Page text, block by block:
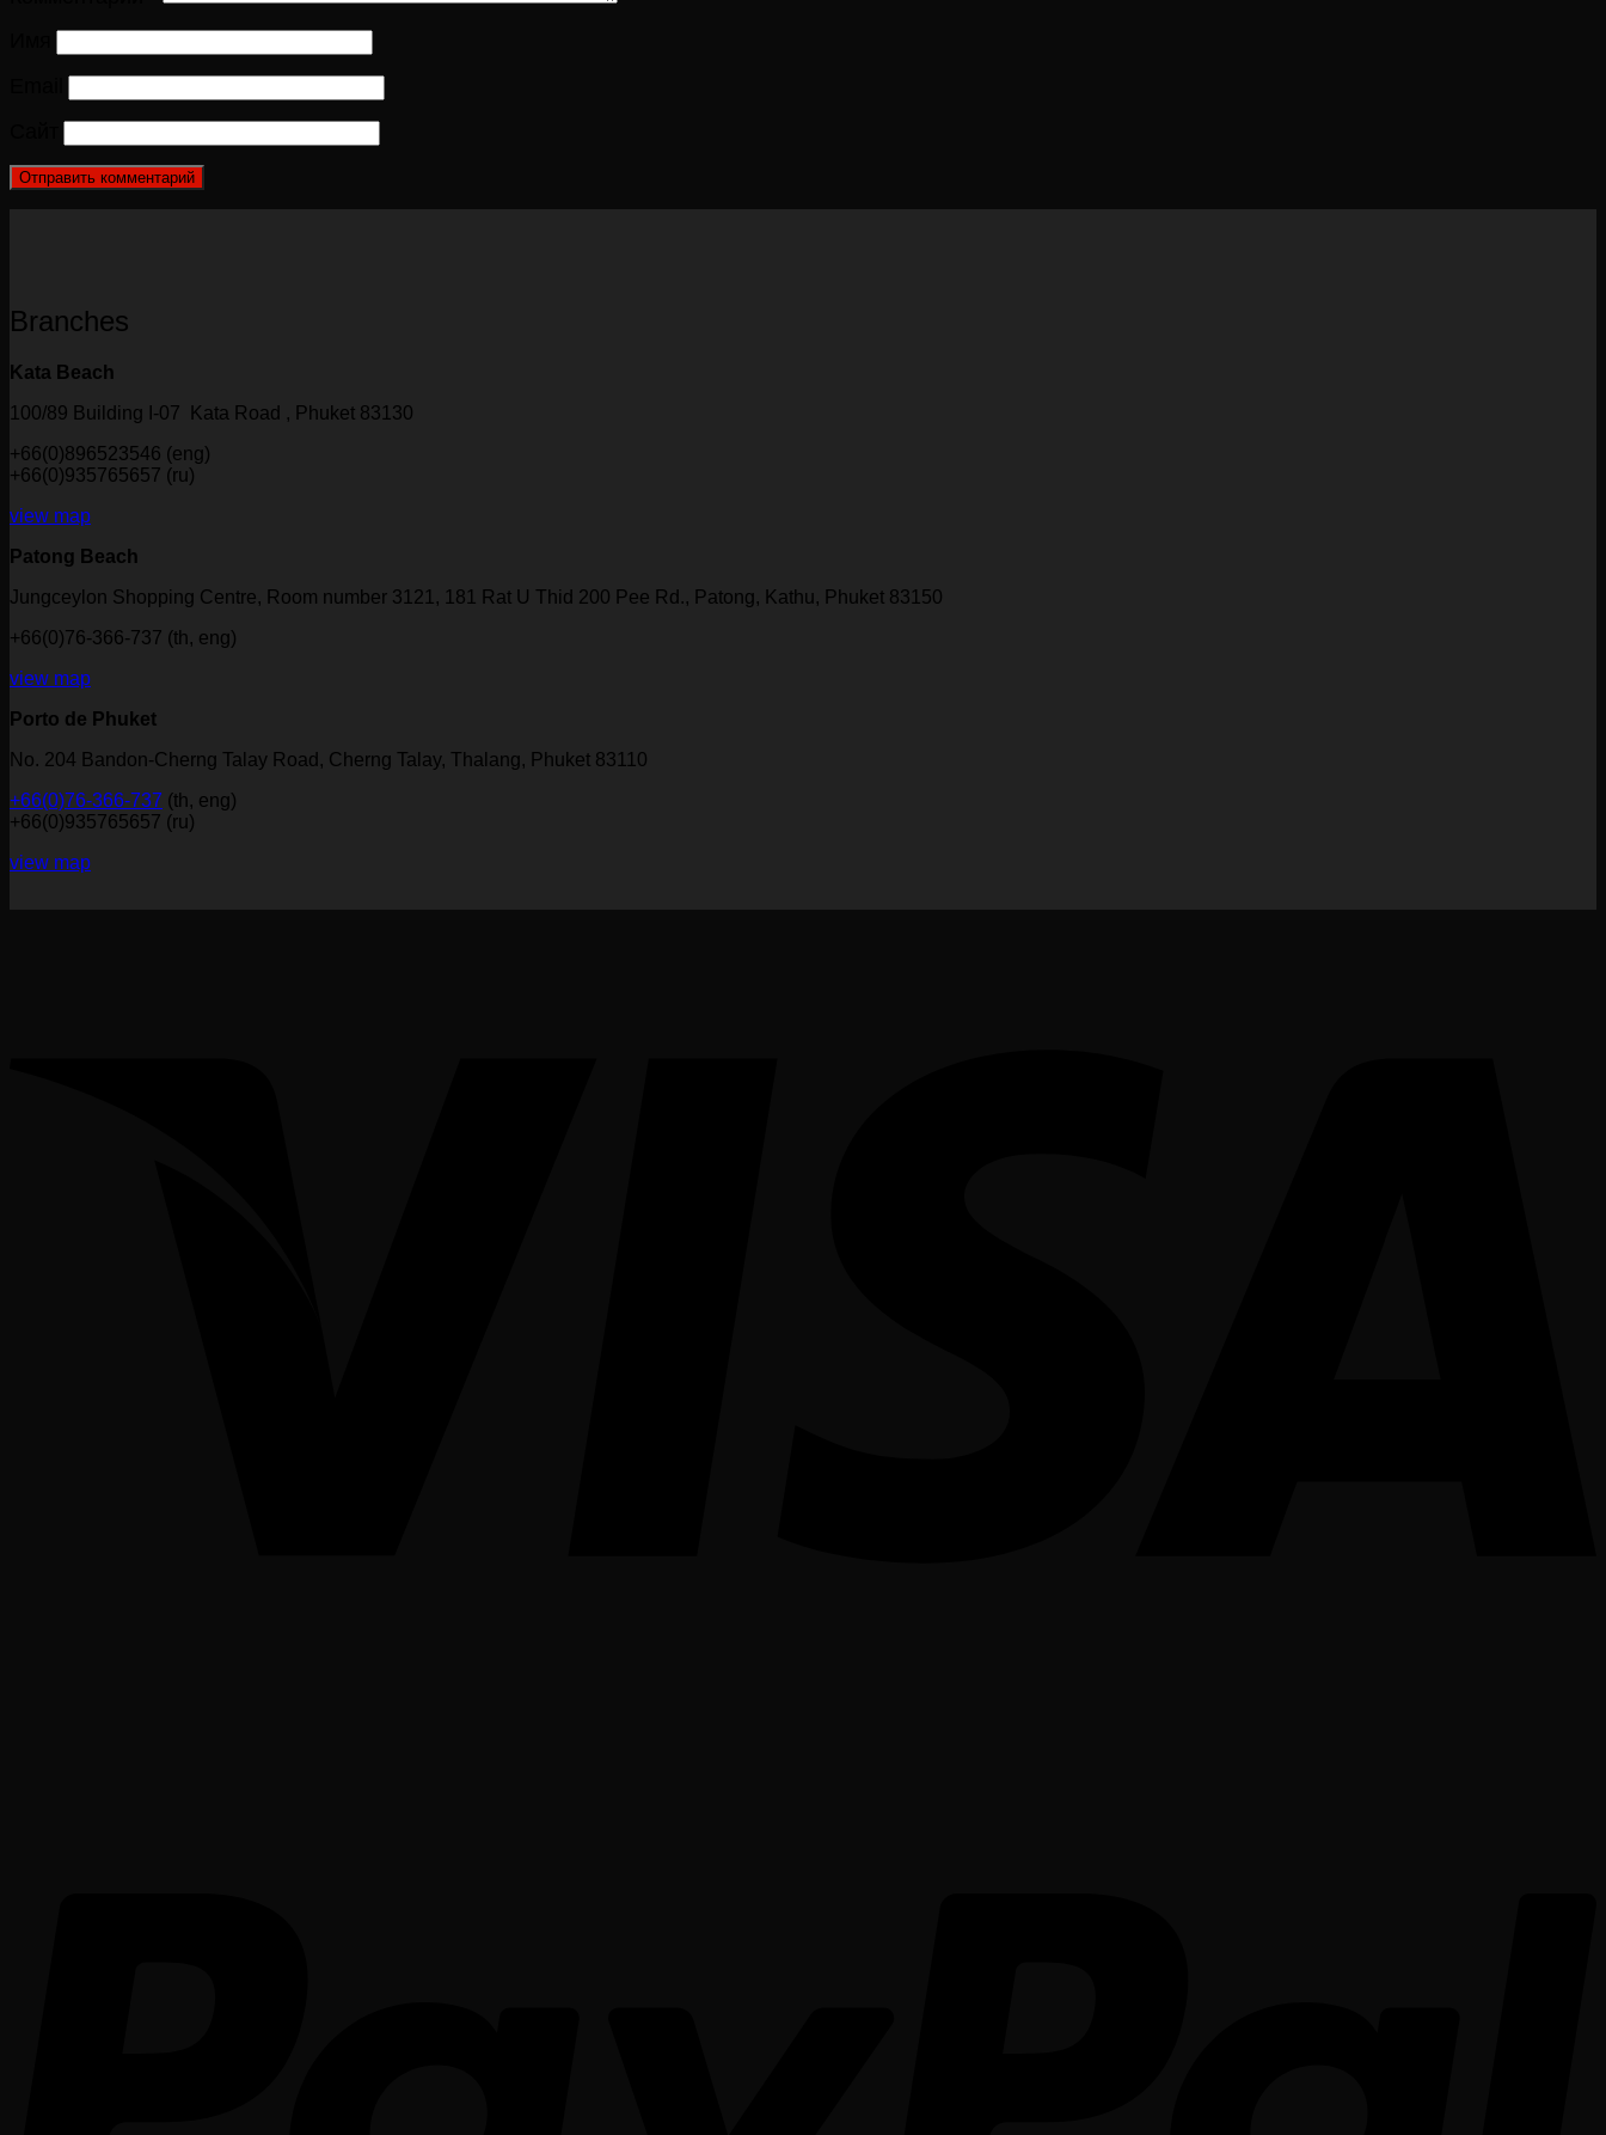
Branches
Kata Beach
100/89 Building I-07 Kata Road , Phuket 83130
+66(0)896523546 (eng)
+66(0)935765657 (ru)
view map
Patong Beach
Jungceylon Shopping Centre, Room number 3121, 181 Rat U Thid 200 Pee Rd., Patong, Kathu, Phuket 83150
+66(0)76-366-737 (th, eng)
view map
Porto de Phuket
No. 204 Bandon-Cherng Talay Road, Cherng Talay, Thalang, Phuket 83110
+66(0)76-366-737 (th, eng)
+66(0)935765657 (ru)
view map